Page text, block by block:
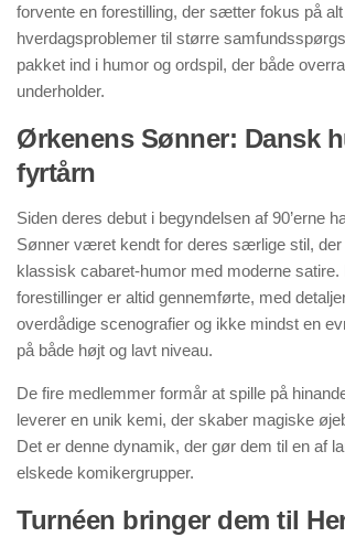
forvente en forestilling, der sætter fokus på
hverdagsproblemer til større
pakket ind i humor og ordspil, der både
underholder.
Ørkenens Sønner: Dansk
fyrtårn
Siden deres debut i begyndelsen af 90’erne
Sønner været kendt for deres særlige stil, der
klassisk cabaret-humor med moderne satire.
forestillinger er altid gennemførte, med
overdådige scenografier og ikke mindst en
på både højt og lavt niveau.
De fire medlemmer formår at spille på
leverer en unik kemi, der skaber magiske
Det er denne dynamik, der gør dem til en af
elskede komikergrupper.
Turnéen bringer dem til